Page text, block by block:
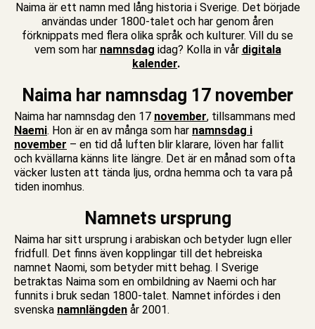
Naima är ett namn med lång historia i Sverige. Det började
användas under 1800-talet och har genom åren
förknippats med flera olika språk och kulturer. Vill du se
vem som har namnsdag idag? Kolla in vår digitala
kalender.
Naima har namnsdag 17 november
Naima har namnsdag den 17 november, tillsammans med
Naemi. Hon är en av många som har namnsdag i
november – en tid då luften blir klarare, löven har fallit
och kvällarna känns lite längre. Det är en månad som ofta
väcker lusten att tända ljus, ordna hemma och ta vara på
tiden inomhus.
Namnets ursprung
Naima har sitt ursprung i arabiskan och betyder lugn eller
fridfull. Det finns även kopplingar till det hebreiska
namnet Naomi, som betyder mitt behag. I Sverige
betraktas Naima som en ombildning av Naemi och har
funnits i bruk sedan 1800-talet. Namnet infördes i den
svenska namnlängden år 2001.